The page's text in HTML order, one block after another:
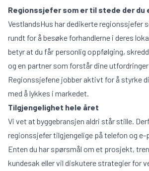
Oversikt systemer
Regionssjefer som er til stede der du
VestlandsHus har dedikerte regionssjefer
rundt for å besøke forhandlerne i deres
betyr at du får personlig oppfølging,
og en partner som forstår dine
Regionssjefene jobber aktivt for å styrke
med å lykkes i markedet.
Tilgjengelighet hele året
Vi vet at byggebransjen aldri står stille.
regionssjefer tilgjengelige på telefon og e-
Enten du har spørsmål om et prosjekt,
kundesak eller vil diskutere strategier for